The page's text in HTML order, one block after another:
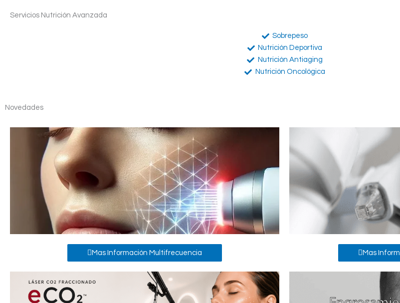
Servicios Nutrición Avanzada
Sobrepeso
Nutrición Deportiva
Nutrición Antiaging
Nutrición Oncológica
Novedades
Mas Información Multifrecuencia Mas